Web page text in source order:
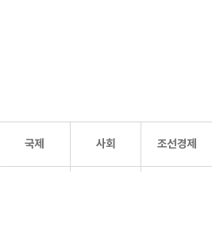
국제 사회 조선경제